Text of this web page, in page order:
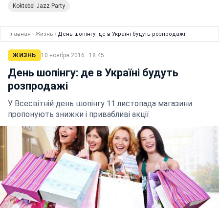
Koktebel Jazz Party
Главная › Жизнь › День шопінгу: де в Україні будуть розпродажі
ЖИЗНЬ 10 ноября 2016 · 18:45
День шопінгу: де в Україні будуть
розпродажі
У Всесвітній день шопінгу 11 листопада магазини
пропонують знижки і привабливі акції